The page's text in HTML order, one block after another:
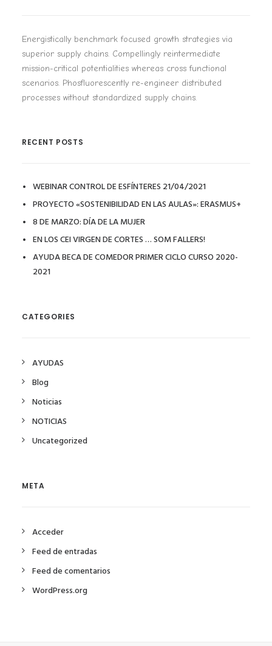
Energistically benchmark focused growth strategies via
superior supply chains. Compellingly reintermediate
mission-critical potentialities whereas cross functional
scenarios. Phosfluorescently re-engineer distributed
processes without standardized supply chains.
RECENT POSTS
WEBINAR CONTROL DE ESFÍNTERES 21/04/2021
PROYECTO «SOSTENIBILIDAD EN LAS AULAS»: ERASMUS+
8 DE MARZO: DÍA DE LA MUJER
EN LOS CEI VIRGEN DE CORTES … SOM FALLERS!
AYUDA BECA DE COMEDOR PRIMER CICLO CURSO 2020-
2021
CATEGORIES
AYUDAS
Blog
Noticias
NOTICIAS
Uncategorized
META
Acceder
Feed de entradas
Feed de comentarios
WordPress.org